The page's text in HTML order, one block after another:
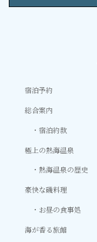
宿泊予約
総合案内
宿泊約款
極上の熱海温泉
熱海温泉の歴史
豪快な磯料理
お昼の食事処
海が香る旅館